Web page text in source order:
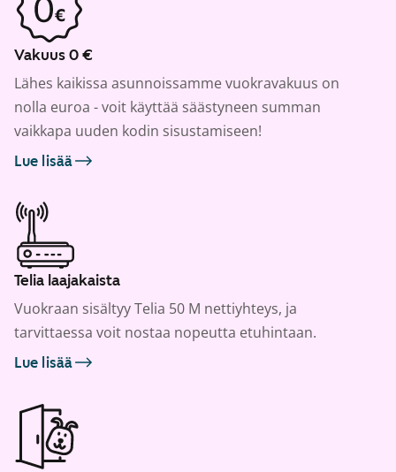
Vakuus 0 €
Lähes kaikissa asunnoissamme vuokravakuus on
nolla euroa - voit käyttää säästyneen summan
vaikkapa uuden kodin sisustamiseen!
Lue lisää
Telia laajakaista
Vuokraan sisältyy Telia 50 M nettiyhteys, ja
tarvittaessa voit nostaa nopeutta etuhintaan.
Lue lisää